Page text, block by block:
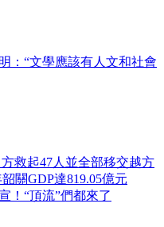
：“文學應該有人文和社會
救起47人並全部移交越方
關GDP達819.05億元
！“頂流”們都來了